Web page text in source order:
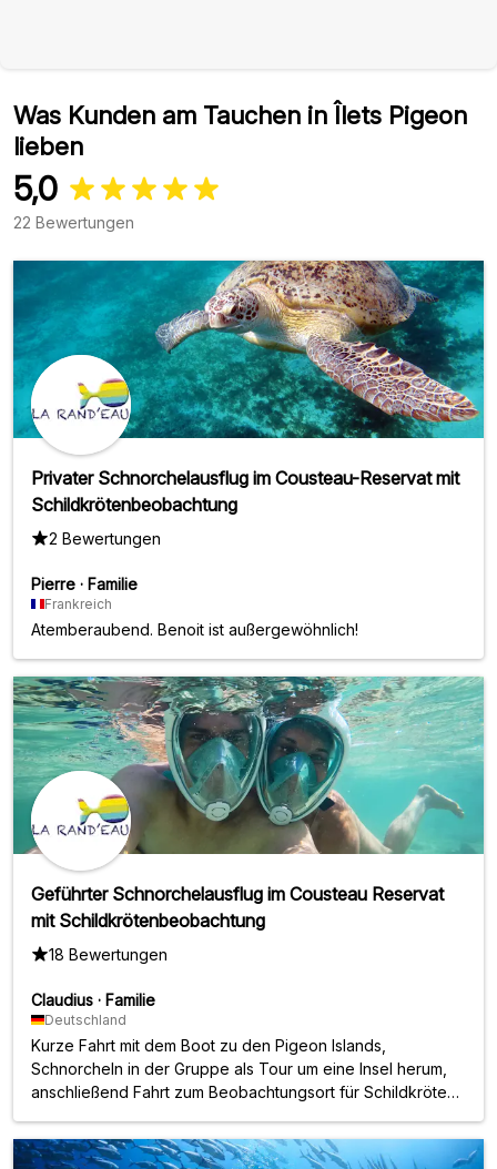
Was Kunden am Tauchen in Îlets Pigeon
lieben
5,0
22 Bewertungen
Privater Schnorchelausflug im Cousteau-Reservat mit
Schildkrötenbeobachtung
2 Bewertungen
Pierre · Familie
Frankreich
Atemberaubend. Benoit ist außergewöhnlich!
Geführter Schnorchelausflug im Cousteau Reservat
mit Schildkrötenbeobachtung
18 Bewertungen
Claudius · Familie
Deutschland
Kurze Fahrt mit dem Boot zu den Pigeon Islands,
Schnorcheln in der Gruppe als Tour um eine Insel herum,
anschließend Fahrt zum Beobachtungsort für Schildkröten.
zu empfehlen